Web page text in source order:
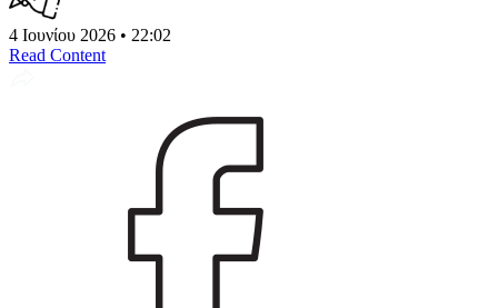
4 Ιουνίου 2026 • 22:02
Read Content